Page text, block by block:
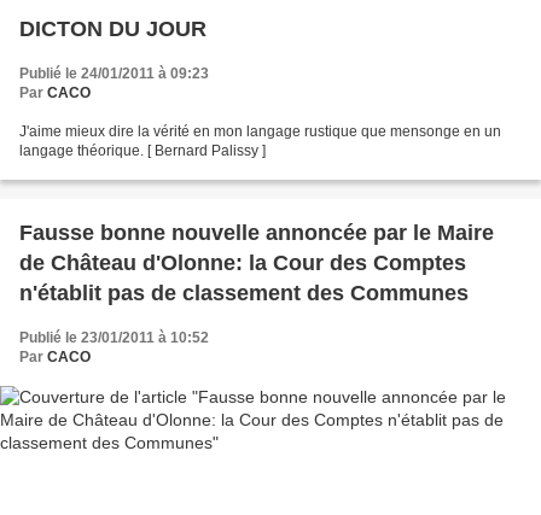
DICTON DU JOUR
Publié le 24/01/2011 à 09:23
Par CACO
J'aime mieux dire la vérité en mon langage rustique que mensonge en un
langage théorique. [ Bernard Palissy ]
Fausse bonne nouvelle annoncée par le Maire
de Château d'Olonne: la Cour des Comptes
n'établit pas de classement des Communes
Publié le 23/01/2011 à 10:52
Par CACO